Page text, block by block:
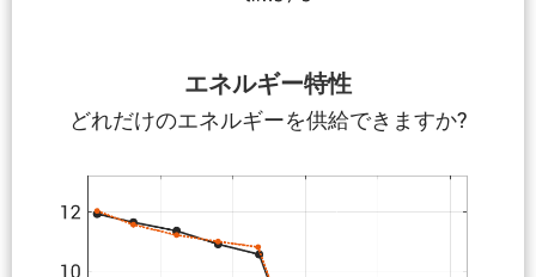
エネルギー特性
どれだけのエネルギーを供給できますか?